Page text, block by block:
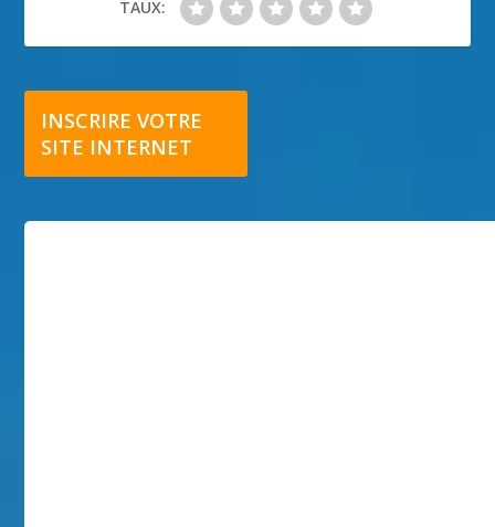
TAUX:
INSCRIRE VOTRE
SITE INTERNET